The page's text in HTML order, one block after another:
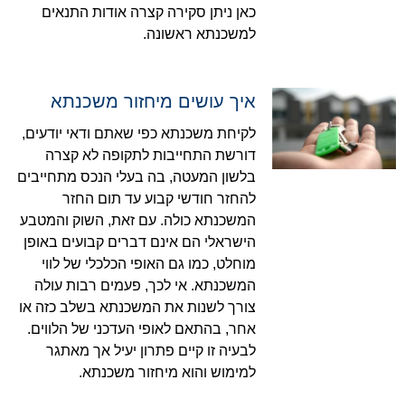
כאן ניתן סקירה קצרה אודות התנאים
למשכנתא ראשונה.
איך עושים מיחזור משכנתא
לקיחת משכנתא כפי שאתם ודאי יודעים,
דורשת התחייבות לתקופה לא קצרה
בלשון המעטה, בה בעלי הנכס מתחייבים
להחזר חודשי קבוע עד תום החזר
המשכנתא כולה. עם זאת, השוק והמטבע
הישראלי הם אינם דברים קבועים באופן
מוחלט, כמו גם האופי הכלכלי של לווי
המשכנתא. אי לכך, פעמים רבות עולה
צורך לשנות את המשכנתא בשלב כזה או
אחר, בהתאם לאופי העדכני של הלווים.
לבעיה זו קיים פתרון יעיל אך מאתגר
למימוש והוא מיחזור משכנתא.